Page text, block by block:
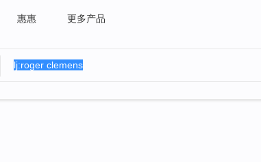
惠惠 更多产品